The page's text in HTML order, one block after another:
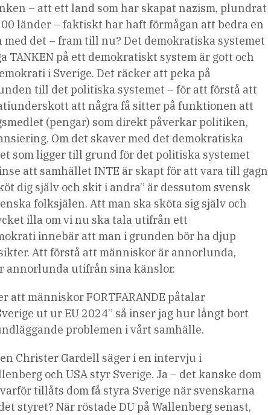
– att ett land som har skapat nazism, plundrat
länder – faktiskt har haft förmågan att bedra en
det – fram till nu? Det demokratiska systemet
TANKEN på ett demokratiskt system är gott och
i Sverige. Det räcker att peka på
till det politiska systemet – för att förstå att
att några få sitter på funktionen att
(pengar) som direkt påverkar politiken,
Om det skaver med det demokratiska
som ligger till grund för det politiska systemet
att samhället INTE är skapt för att vara till gagn
dig själv och skit i andra” är dessutom svensk
folksjälen. Att man ska sköta sig själv och
illa om vi nu ska tala utifrån ett
innebär att man i grunden bör ha djup
Att förstå att människor är annorlunda,
annorlunda utifrån sina känslor.
att människor FORTFARANDE påtalar
ut ur EU 2024” så inser jag hur långt bort
problemen i vårt samhälle.
Christer Gardell säger i en intervju i
och USA styr Sverige. Ja – det kanske dom
tillåts dom få styra Sverige när svenskarna
styret? När röstade DU på Wallenberg senast,